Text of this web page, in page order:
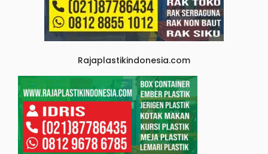
Rajaplastikindonesia.com